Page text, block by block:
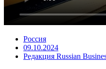
Россия
09.10.2024
Редакция Russian